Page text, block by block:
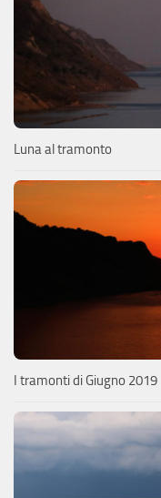
Luna al tramonto
I tramonti di Giugno 2019